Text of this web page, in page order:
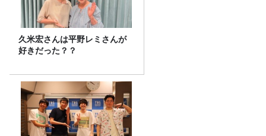
久米宏さんは平野レミさんが
好きだった？？